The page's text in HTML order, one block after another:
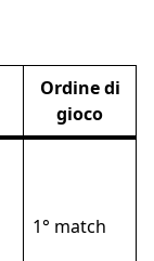
Ordine di
gioco
1° match